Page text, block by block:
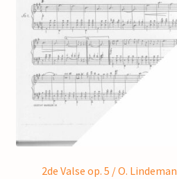
2de Valse op. 5 / O. Lindeman